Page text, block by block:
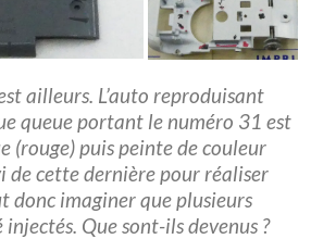
ailleurs. L’auto reproduisant
queue portant le numéro 31 est
(rouge) puis peinte de couleur
de cette dernière pour réaliser
donc imaginer que plusieurs
Que sont-ils devenus ?